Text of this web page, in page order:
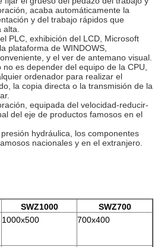
acaba automáticamente la
y del trabajo rápidos que
PLC, exhibición del LCD, Microsoft
plataforma de WINDOWS,
y el ver de antemano visual.
es depender del equipo de la CPU,
ordenador para realizar el
la copia directa o la transmisión de la
equipada del velocidad-reducir-
del eje de productos famosos en el
hydráulica, los componentes
nacionales y en el extranjero.
SWZ1000
SWZ700
1000x500 700x400